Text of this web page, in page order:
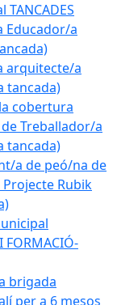
Educador/a
arquitecte/a
tancada)
cobertura
Treballador/a
tancada)
a de peó/na de
Rubik
FORMACIÓ-
brigada
per a 6 mesos